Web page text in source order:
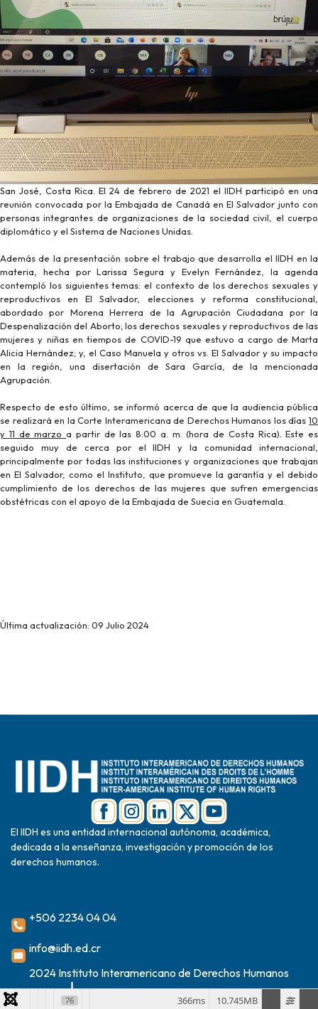
San José, Costa Rica. El 24 de febrero de 2021 el IIDH participó en una
reunión convocada por la Embajada de Canadá en El Salvador junto con
personas integrantes de organizaciones de la sociedad civil, el cuerpo
diplomático y el Sistema de Naciones Unidas.
Además de la presentación sobre el trabajo que desarrolla el IIDH en la
materia, hecha por Larissa Segura y Evelyn Fernández, la agenda
contempló los siguientes temas: el contexto de los derechos sexuales y
reproductivos en El Salvador, elecciones y reforma constitucional,
abordado por Morena Herrera de la Agrupación Ciudadana por la
Despenalización del Aborto; los derechos sexuales y reproductivos de las
mujeres y niñas en tiempos de COVID-19 que estuvo a cargo de Marta
Alicia Hernández; y, el Caso Manuela y otros vs. El Salvador y su impacto
en la región, una disertación de Sara García, de la mencionada
Agrupación.
Respecto de esto último, se informó acerca de que la audiencia pública
se realizará en la Corte Interamericana de Derechos Humanos los días 10
y 11 de marzo a partir de las 8:00 a. m. (hora de Costa Rica). Este es
seguido muy de cerca por el IIDH y la comunidad internacional,
principalmente por todas las instituciones y organizaciones que trabajan
en El Salvador, como el Instituto, que promueve la garantía y el debido
cumplimiento de los derechos de las mujeres que sufren emergencias
obstétricas con el apoyo de la Embajada de Suecia en Guatemala.
Última actualización: 09 Julio 2024
El IIDH es una entidad internacional autónoma, académica,
dedicada a la enseñanza, investigación y promoción de los
derechos humanos.
+506 2234 04 04
info@iidh.ed.cr
2024 Instituto Interamericano de Derechos Humanos
76 10.745MB
366ms